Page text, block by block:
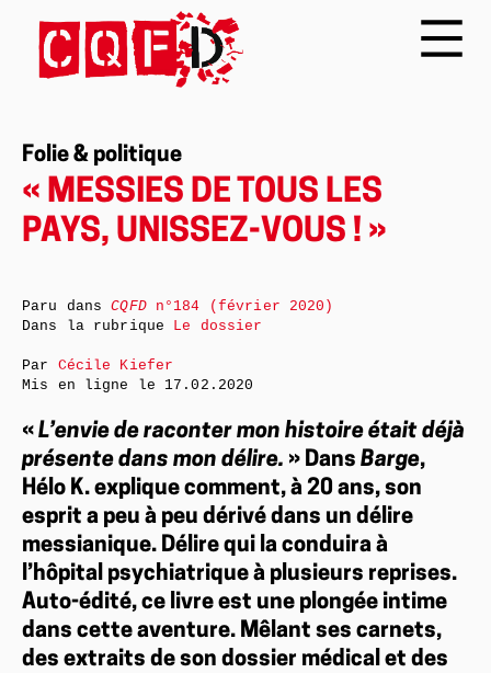
Folie & politique
« MESSIES DE TOUS LES
PAYS, UNISSEZ-VOUS ! »
« L’envie de raconter mon histoire était déjà
présente dans mon délire. » Dans Barge,
Hélo K. explique comment, à 20 ans, son
esprit a peu à peu dérivé dans un délire
messianique. Délire qui la conduira à
l’hôpital psychiatrique à plusieurs reprises.
Auto-édité, ce livre est une plongée intime
dans cette aventure. Mêlant ses carnets,
des extraits de son dossier médical et des
Paru dansCQFDn°184 (février 2020)
Dans la rubrique Le dossier
Par Cécile Kiefer
Mis en ligne le 17.02.2020